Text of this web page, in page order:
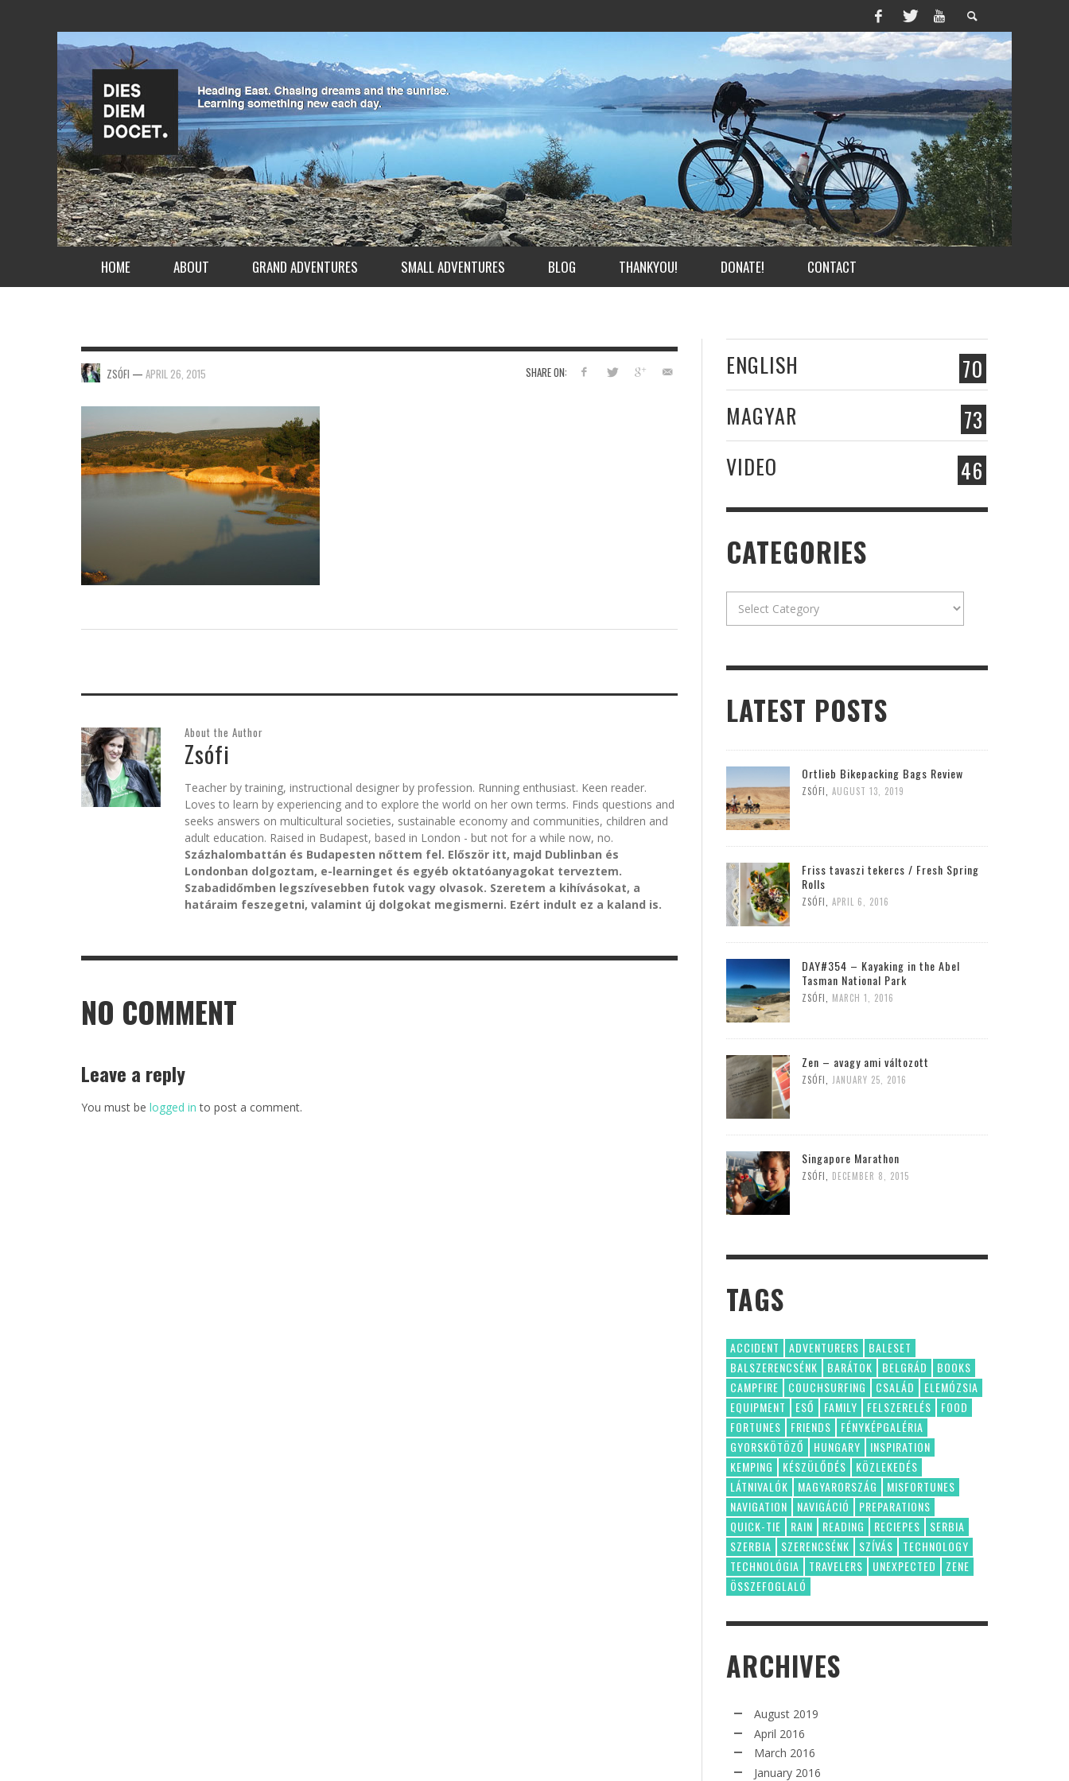
HOME ABOUT GRAND ADVENTURES SMALL ADVENTURES BLOG THANKYOU! DONATE! CONTACT
SHARE ON:
ZSÓFI — APRIL 26, 2015
About the Author
Zsófi
Teacher by training, instructional designer by profession. Running enthusiast. Keen reader.
Loves to learn by experiencing and to explore the world on her own terms. Finds questions and
seeks answers on multicultural societies, sustainable economy and communities, children and
adult education. Raised in Budapest, based in London - but not for a while now, no.
Százhalombattán és Budapesten nőttem fel. Először itt, majd Dublinban és
Londonban dolgoztam, e-learninget és egyéb oktatóanyagokat terveztem.
Szabadidőmben legszívesebben futok vagy olvasok. Szeretem a kihívásokat, a
határaim feszegetni, valamint új dolgokat megismerni. Ezért indult ez a kaland is.
NO COMMENT
Leave a reply
You must be logged in to post a comment.
70
ENGLISH
73
MAGYAR
46
VIDEO
CATEGORIES
LATEST POSTS
Ortlieb Bikepacking Bags Review
ZSÓFI AUGUST 13, 2019
Friss tavaszi tekercs / Fresh Spring
Rolls
ZSÓFI APRIL 6, 2016
DAY#354 – Kayaking in the Abel
Tasman National Park
ZSÓFI MARCH 1, 2016
Zen – avagy ami változott
ZSÓFI JANUARY 25, 2016
Singapore Marathon
ZSÓFI DECEMBER 8, 2015
TAGS
ACCIDENT ADVENTURERS
BALESET
BALSZERENCSÉNK
BARÁTOK BELGRÁD
BOOKS
CAMPFIRE
COUCHSURFING CSALÁD
ELEMÓZSIA
EQUIPMENT
ESŐ FAMILY FELSZERELÉS
FOOD
FORTUNES
FRIENDS
FÉNYKÉPGALÉRIA
GYORSKÖTÖZŐ
HUNGARY
INSPIRATION
KEMPING
KÉSZÜLŐDÉS
KÖZLEKEDÉS
LÁTNIVALÓK
MAGYARORSZÁG
MISFORTUNES
NAVIGATION
NAVIGÁCIÓ
PREPARATIONS
QUICK-TIE
RAIN READING RECIEPES
SERBIA
SZERBIA
SZERENCSÉNK SZÍVÁS
TECHNOLOGY
TECHNOLÓGIA
TRAVELERS UNEXPECTED
ZENE
ÖSSZEFOGLALÓ
ARCHIVES
August 2019
April 2016
March 2016
January 2016